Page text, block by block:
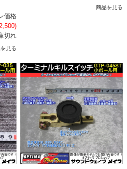
価格
切れ
見る
商品を見る